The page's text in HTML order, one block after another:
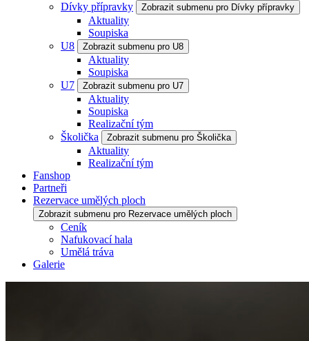
Dívky přípravky
Zobrazit submenu pro Dívky přípravky
Aktuality
Soupiska
U8
Zobrazit submenu pro U8
Aktuality
Soupiska
U7
Zobrazit submenu pro U7
Aktuality
Soupiska
Realizační tým
Školička
Zobrazit submenu pro Školička
Aktuality
Realizační tým
Fanshop
Partneři
Rezervace umělých ploch
Zobrazit submenu pro Rezervace umělých ploch
Ceník
Nafukovací hala
Umělá tráva
Galerie